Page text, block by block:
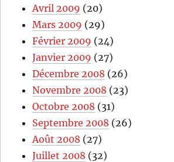
Avril 2009 (20)
Mars 2009 (29)
Février 2009 (24)
Janvier 2009 (27)
Décembre 2008 (26)
Novembre 2008 (23)
Octobre 2008 (31)
Septembre 2008 (26)
Août 2008 (27)
Juillet 2008 (32)